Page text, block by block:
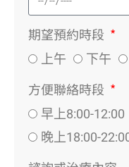
期望預約時段
上午 下午
方便聯絡時段
早上8:00-12:00
晚上18:00-